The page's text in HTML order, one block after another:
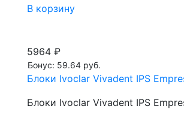
В корзину
5964 ₽
Бонус: 59.64 руб.
Блоки Ivoclar Vivadent IPS
Блоки Ivoclar Vivadent IPS